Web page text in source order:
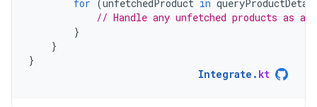
for (unfetchedProduct in
// Handle any unfetched products as
}
}
}
Integrate . kt